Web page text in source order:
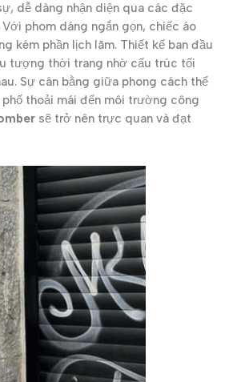
dễ dàng nhận diện qua các đặc
phom dáng ngắn gọn, chiếc áo
kém phần lịch lãm. Thiết kế ban đầu
tượng thời trang nhờ cấu trúc tối
Sự cân bằng giữa phong cách thể
thoải mái đến môi trường công
sẽ trở nên trực quan và đạt